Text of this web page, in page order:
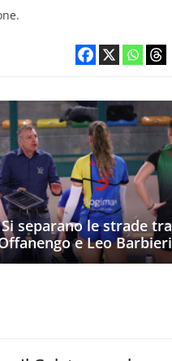
separano le strade tra
e Leo Barbieri